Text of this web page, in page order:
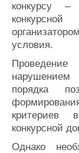
конкурсу
конкурсной
условия.
нарушением
порядка
критериев
конкурсной
Однако